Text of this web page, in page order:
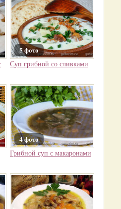
5 фото
Суп грибной со сливками
4 фото
Грибной суп с макаронами